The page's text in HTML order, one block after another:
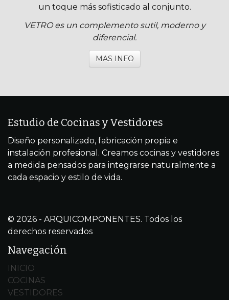
un toque más sofisticado al conjunto.
VETRO es un complemento sutil, moderno y
diferencial.
MAS INFO
Estudio de Cocinas y Vestidores
Diseño personalizado, fabricación propia e
instalación profesional. Creamos cocinas y vestidores
a medida pensados para integrarse naturalmente a
cada espacio y estilo de vida.
© 2026 - ARQUICOMPONENTES. Todos los
derechos reservados
Navegación
INICIO
COCINAS
VESTIDORES